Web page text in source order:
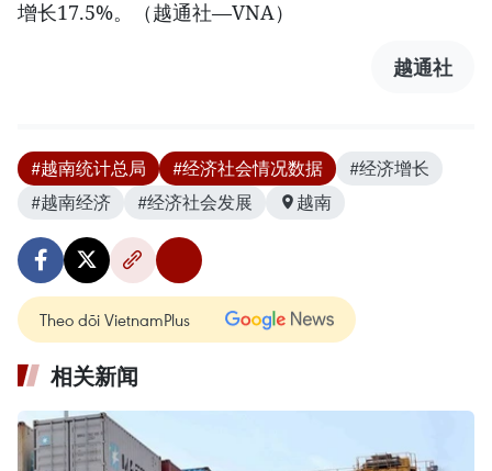
增长17.5%。（越通社—VNA）
越通社
#越南统计总局 #经济社会情况数据
#经济增长
#越南经济
#经济社会发展 越南
Theo dõi VietnamPlus
相关新闻